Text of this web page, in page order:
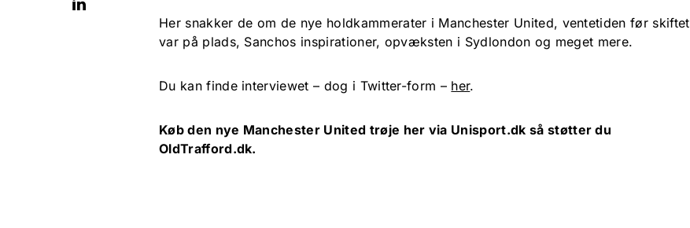
Her snakker de om de nye holdkammerater i Manchester United, ventetiden før skiftet
var på plads, Sanchos inspirationer, opvæksten i Sydlondon og meget mere.
Du kan finde interviewet – dog i Twitter-form – her.
Køb den nye Manchester United trøje her via Unisport.dk så støtter du
OldTrafford.dk.